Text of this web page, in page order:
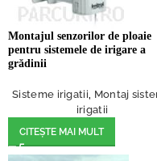
Montajul senzorilor de ploaie
pentru sistemele de irigare a
grădinii
Sisteme irigatii, Montaj
irigatii
CITEȘTE MAI MULT